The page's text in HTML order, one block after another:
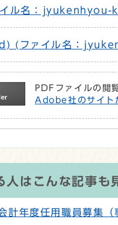
イル名：
(ファイル名：
PDFファイルの閲
Adobe社のサイト
人はこんな記事も
年度任用職員募集（